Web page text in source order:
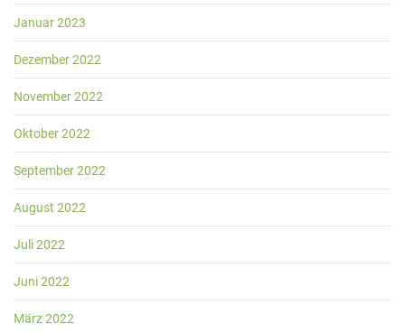
Januar 2023
Dezember 2022
November 2022
Oktober 2022
September 2022
August 2022
Juli 2022
Juni 2022
März 2022